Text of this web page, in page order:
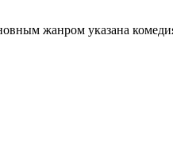
жанром указана